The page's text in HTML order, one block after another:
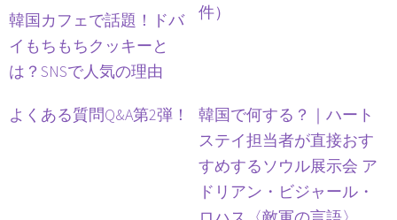
韓国カフェで話題！ドバ
イもちもちクッキーと
は？SNSで人気の理由
件）
よくある質問Q&A第2弾！
韓国で何する？｜ハート
ステイ担当者が直接おす
すめするソウル展示会 ア
ドリアン・ビジャール・